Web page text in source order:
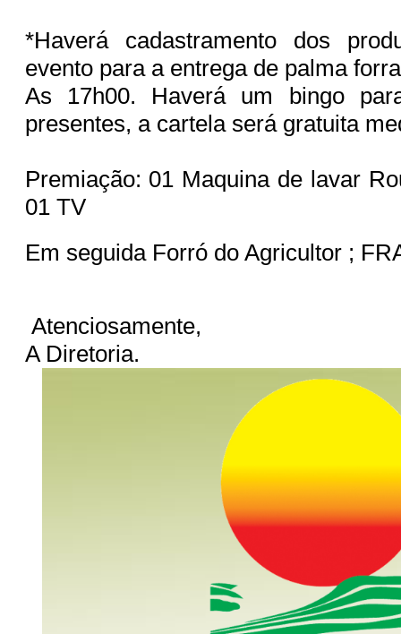
*Haverá cadastramento dos
evento para a entrega de palma
As 17h00. Haverá um bingo
presentes, a cartela será gratuita
Premiação: 01 Maquina de lavar
01 TV
Em seguida Forró do Agricultor ;
Atenciosamente,
A Diretoria.